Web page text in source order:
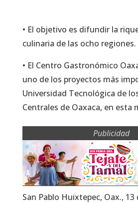
• El objetivo es difundir la
culinaria de las ocho regiones.
• El Centro Gastronómico
uno de los proyectos más
Universidad Tecnológica de
Centrales de Oaxaca, en esta
Publicidad
San Pablo Huixtepec, Oax., 13